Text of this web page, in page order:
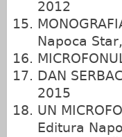
2012
Napoca
DAN
2015
UN
Editura